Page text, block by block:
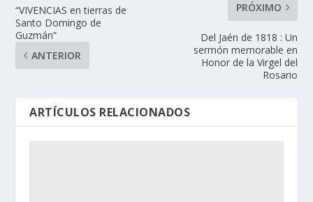
“VIVENCIAS en tierras de
Santo Domingo de
Guzmán”
ANTERIOR
PRÓXIMO
Del Jaén de 1818 : Un
sermón memorable en
Honor de la Virgel del
Rosario
ARTÍCULOS RELACIONADOS